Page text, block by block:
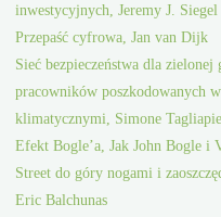
inwestycyjnych, Jeremy J. Siegel
Przepaść cyfrowa, Jan van Dijk
Sieć bezpieczeństwa dla
pracowników poszkodowanych
klimatycznymi, Simone
Efekt Bogle’a, Jak John Bogle i
Street do góry nogami i
Eric Balchunas